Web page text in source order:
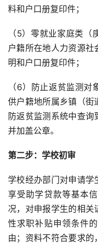
料和户口册复印件；
（5）零就业家庭类
户籍所在地人力资源社
明和户口册复印件；
（6）防止返贫监测
供户籍地所属乡镇（街
防返贫监测系统中查询
并加盖公章。
第二步：学校初审
学校经办部门对申请学
享受助学贷款等基本
况，对申报学生的相关
性求职补贴申领条件
由；资料不符合要求